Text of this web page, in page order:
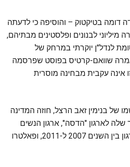
דומה בטיקטוק – והוסיפה כי לדעתה
לבנונים ופלסטינים מבתיהם,
לנדל"ן יוקרתי במרחק של
אמרה שוואם-קרטיס בפוסט שפרסמה
אינה עקבית מבחינה מוסרית
של בנימין זאב הרצל, חוזה המדינה
שלה לארגון "הדסה", ארגון הנשים
הציוני באמריקה. חמותה של פאלטרו כיהנה כנשיאה הארצית של הארגון בין השנים 2007 ל-2011, ופאלטרו